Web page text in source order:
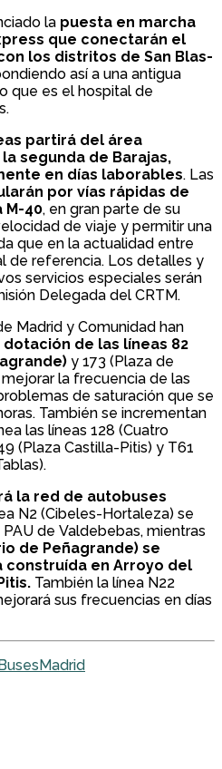
la puesta en marcha
que conectarán el
los distritos de San Blas-
así a una antigua
que es el hospital de
partirá del área
segunda de Barajas,
en días laborables. Las
por vías rápidas de
M-40, en gran parte de su
de viaje y permitir una
que en la actualidad entre
de referencia. Los detalles y
servicios especiales serán
Delegada del CRTM.
Madrid y Comunidad han
de las líneas 82
y 173 (Plaza de
la frecuencia de las
de saturación que se
También se incrementan
las líneas 128 (Cuatro
(Plaza Castilla-Pitis) y T61
la red de autobuses
N2 (Cibeles-Hortaleza) se
de Valdebebas, mientras
de Peñagrande) se
construída en Arroyo del
También la línea N22
sus frecuencias en días